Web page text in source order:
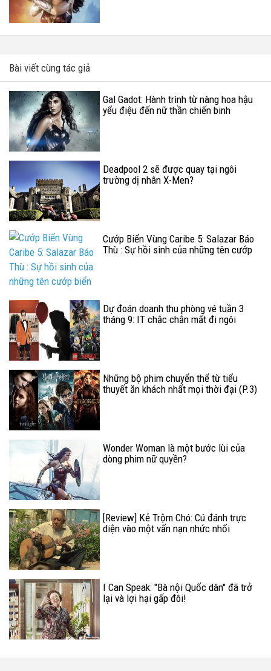
Bài viết cùng tác giả
Gal Gadot: Hành trình từ nàng hoa hậu
yểu điệu đến nữ thần chiến binh
Deadpool 2 sẽ được quay tại ngôi
trường dị nhân X-Men?
Cướp Biển Vùng Caribe 5: Salazar Báo
Thù : Sự hồi sinh của những tên cướp
Dự đoán doanh thu phòng vé tuần 3
tháng 9: IT chắc chắn mất đi ngôi
Những bộ phim chuyển thể từ tiểu
thuyết ăn khách nhất mọi thời đại (P.3)
Wonder Woman là một bước lùi của
dòng phim nữ quyền?
[Review] Kẻ Trộm Chó: Cú đánh trực
diện vào một vấn nạn nhức nhối
I Can Speak: "Bà nội Quốc dân" đã trở
lại và lợi hại gấp đôi!